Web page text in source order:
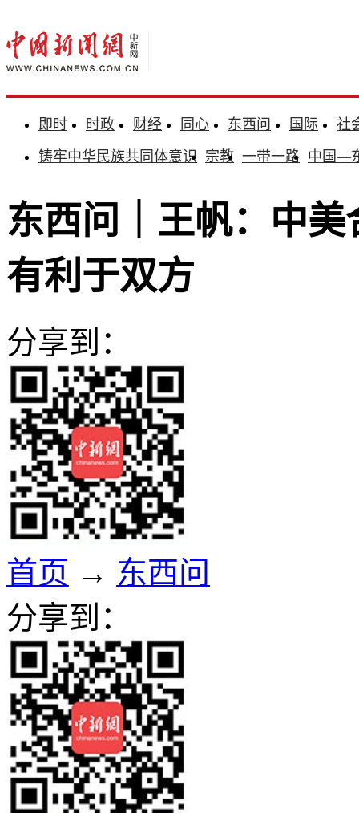
即时 时政 财经 同心 东西问 国际
社
铸牢中华民族共同体意识 宗教 一带一路 中国—
东西问｜王帆：中
有利于双方
分享到：
首页 → 东西问
分享到：